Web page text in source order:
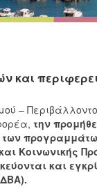
και
–
την
Κοινωνικής
και